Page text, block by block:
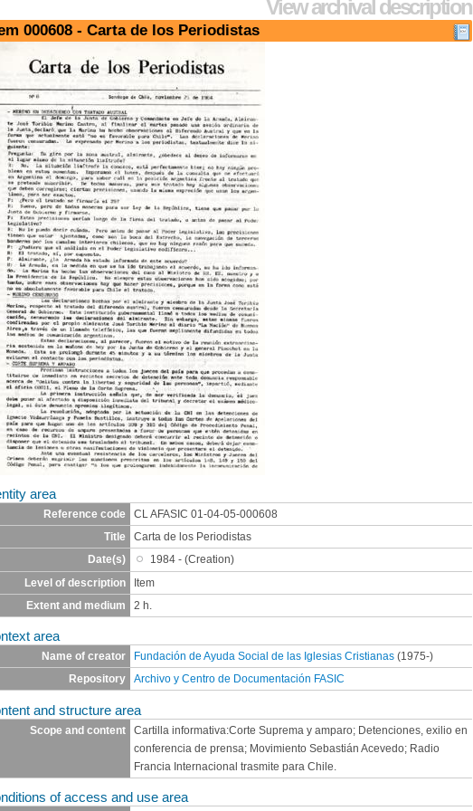
View archival description
000608 - Carta de los Periodistas
area
Reference code
CL AFASIC 01-04-05-000608
Title
Carta de los Periodistas
Date(s)
1984 - (Creation)
Level of description
Item
Extent and medium
2 h.
area
Name of creator Fundación de Ayuda Social de las Iglesias Cristianas (1975-)
Repository
Archivo y Centro de Documentación FASIC
and structure area
Scope and content
Cartilla informativa:Corte Suprema y amparo; Detenciones, exilio en
conferencia de prensa; Movimiento Sebastián Acevedo; Radio
Francia Internacional trasmite para Chile.
of access and use area